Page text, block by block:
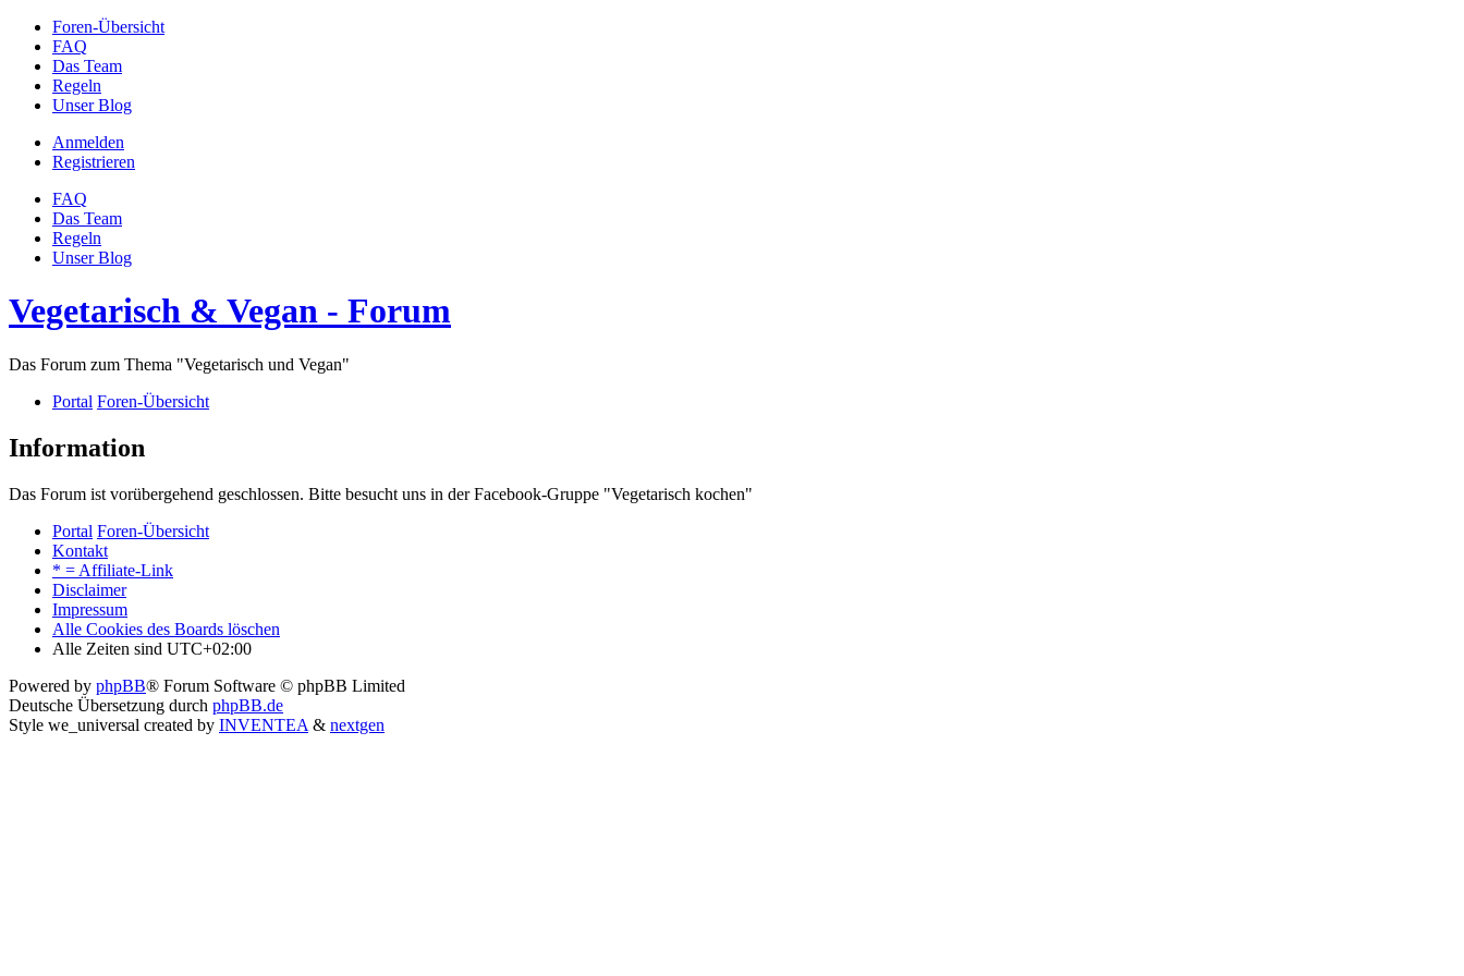
Foren-Übersicht
FAQ
Das Team
Regeln
Unser Blog
Anmelden
Registrieren
FAQ
Das Team
Regeln
Unser Blog
Vegetarisch & Vegan - Forum
Das Forum zum Thema "Vegetarisch und Vegan"
Portal Foren-Übersicht
Information
Das Forum ist vorübergehend geschlossen. Bitte besucht uns in der Facebook-Gruppe "Vegetarisch kochen"
Portal Foren-Übersicht
Kontakt
* = Affiliate-Link
Disclaimer
Impressum
Alle Cookies des Boards löschen
Alle Zeiten sind UTC+02:00
Powered by phpBB® Forum Software © phpBB Limited
Deutsche Übersetzung durch phpBB.de
Style we_universal created by INVENTEA & nextgen